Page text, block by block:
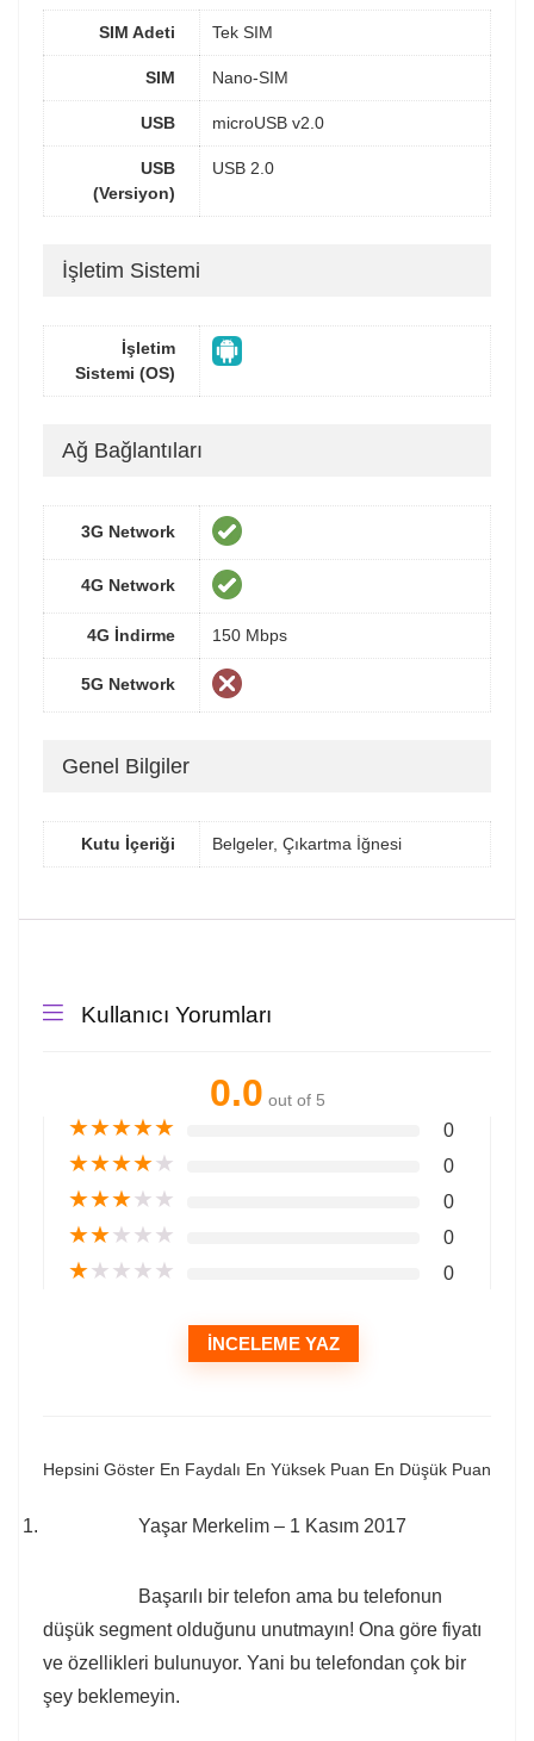
SIM Adeti Tek SIM
SIM Nano-SIM
USB microUSB v2.0
USB
(Versiyon)
USB 2.0
İşletim Sistemi
İşletim
Sistemi (OS)
Ağ Bağlantıları
3G Network
4G Network
4G İndirme 150 Mbps
5G Network
Genel Bilgiler
Kutu İçeriği Belgeler, Çıkartma İğnesi
Kullanıcı Yorumları
0.0 out of 5
★★★★★ 0
★★★★★ 0
★★★★★ 0
★★★★★ 0
★★★★★ 0
İNCELEME YAZ
Hepsini Göster En Faydalı En Yüksek Puan En Düşük Puan
Yaşar Merkelim – 1 Kasım 2017
Başarılı bir telefon ama bu telefonun
düşük segment olduğunu unutmayın! Ona göre fiyatı
ve özellikleri bulunuyor. Yani bu telefondan çok bir
şey beklemeyin.